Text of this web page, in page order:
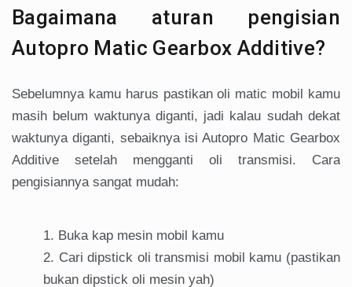
Bagaimana aturan pengisian
Autopro Matic Gearbox Additive?
Sebelumnya kamu harus pastikan oli matic mobil kamu
masih belum waktunya diganti, jadi kalau sudah dekat
waktunya diganti, sebaiknya isi Autopro Matic Gearbox
Additive setelah mengganti oli transmisi. Cara
pengisiannya sangat mudah:
Buka kap mesin mobil kamu
Cari dipstick oli transmisi mobil kamu (pastikan
bukan dipstick oli mesin yah)